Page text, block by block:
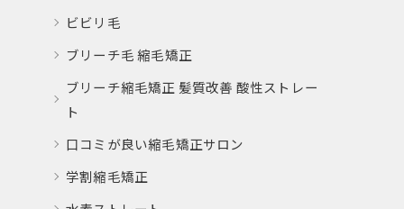
ビビリ毛
ブリーチ毛 縮毛矯正
ブリーチ縮毛矯正 髪質改善 酸性ストレー
ト
口コミが良い縮毛矯正サロン
学割縮毛矯正